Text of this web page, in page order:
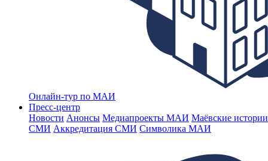
Онлайн-тур по МАИ
Пресс-центр
Новости Анонсы Медиапроекты МАИ Маёвские
СМИ Аккредитация СМИ Символика МАИ